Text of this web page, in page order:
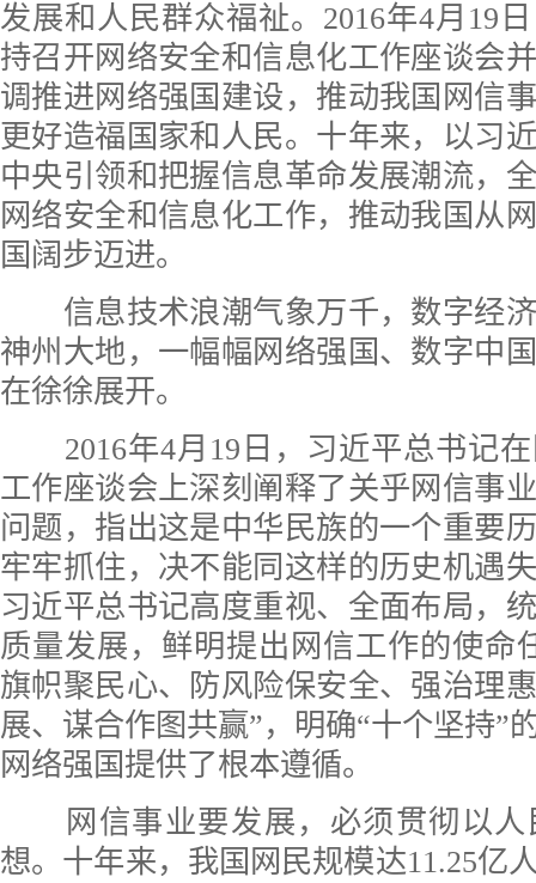
发展和人民群众福祉。2016年4月19
持召开网络安全和信息化工作座谈会
调推进网络强国建设，推动我国网信
更好造福国家和人民。十年来，以习
中央引领和把握信息革命发展潮流，
网络安全和信息化工作，推动我国从
国阔步迈进。
信息技术浪潮气象万千，数字经济
神州大地，一幅幅网络强国、数字中
在徐徐展开。
2016年4月19日，习近平总书记在
工作座谈会上深刻阐释了关乎网信事
问题，指出这是中华民族的一个重要
牢牢抓住，决不能同这样的历史机遇
习近平总书记高度重视、全面布局，
质量发展，鲜明提出网信工作的使命
旗帜聚民心、防风险保安全、强治理
展、谋合作图共赢”，明确“十个坚持”
网络强国提供了根本遵循。
网信事业要发展，必须贯彻以人
想。十年来，我国网民规模达11.25亿